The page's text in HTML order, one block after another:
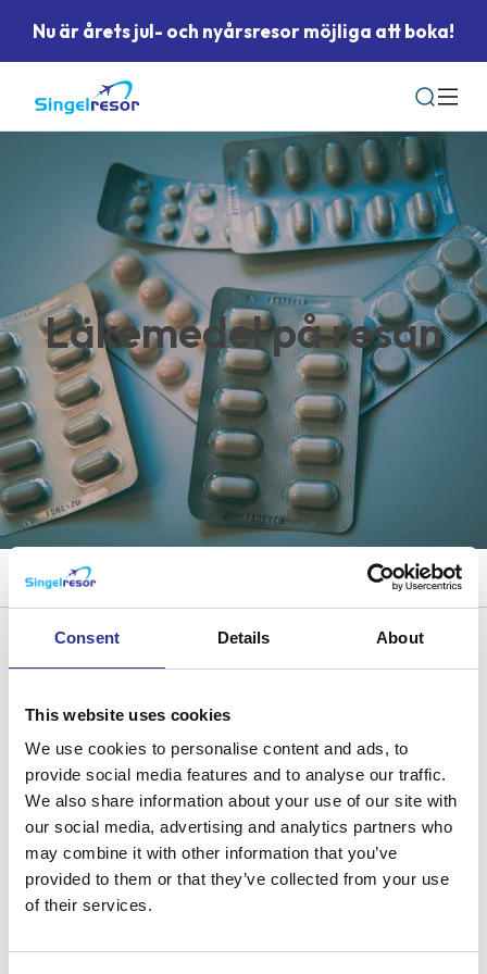
Consent Details About
This website uses cookies
We use cookies to personalise content and ads, to
provide social media features and to analyse our traffic.
We also share information about your use of our site with
our social media, advertising and analytics partners who
may combine it with other information that you’ve
provided to them or that they’ve collected from your use
of their services.
Nu är årets jul- och nyårsresor möjliga att boka!
Sök
Läkemedel på resan
Singelresor Läkemedel på resan
Läkemedel på resan
Det är bra att veta vilka regler som gäller om du
bor i Sverige och behöver ta med läkemedel när du
ska resa utomlands. Detsamma gäller om du
kommer till Sverige med läkemedel som du har
köpt utomlands.
läkemedel är för eget bruk och för att behandla din